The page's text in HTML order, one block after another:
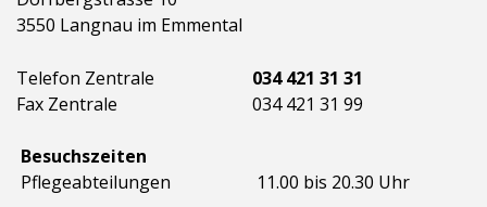
3550 Langnau im Emmental
Telefon Zentrale
034 421 31 31
Fax Zentrale
034 421 31 99
Besuchszeiten
Pflegeabteilungen
11.00 bis 20.30 Uhr